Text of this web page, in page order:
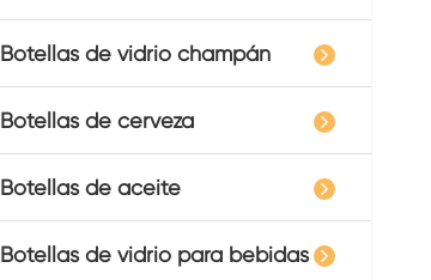
Botellas de vidrio champán
Botellas de cerveza
Botellas de aceite
Botellas de vidrio para bebidas